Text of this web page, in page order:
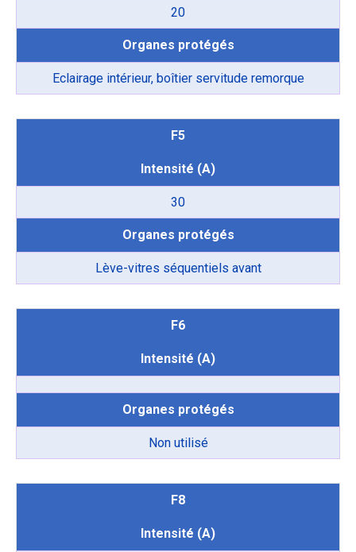
20
Organes protégés
Eclairage intérieur, boîtier servitude remorque
F5
Intensité (A)
30
Organes protégés
Lève-vitres séquentiels avant
F6
Intensité (A)
Organes protégés
Non utilisé
F8
Intensité (A)